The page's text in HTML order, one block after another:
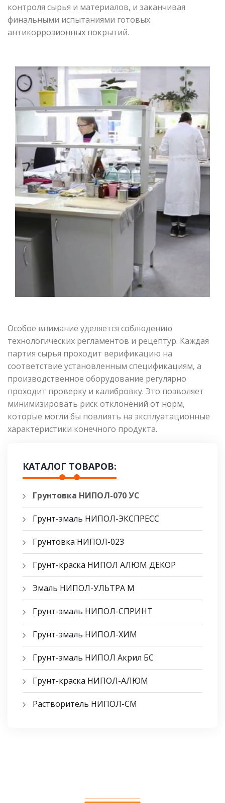
контроля сырья и материалов, и заканчивая
финальными испытаниями готовых
антикоррозионных покрытий.
Особое внимание уделяется соблюдению
технологических регламентов и рецептур. Каждая
партия сырья проходит верификацию на
соответствие установленным спецификациям, а
производственное оборудование регулярно
проходит проверку и калибровку. Это позволяет
минимизировать риск отклонений от норм,
которые могли бы повлиять на эксплуатационные
характеристики конечного продукта.
КАТАЛОГ ТОВАРОВ:
Грунтовка НИПОЛ-070 УС
Грунт-эмаль НИПОЛ-ЭКСПРЕСС
Грунтовка НИПОЛ-023
Грунт-краска НИПОЛ АЛЮМ ДЕКОР
Эмаль НИПОЛ-УЛЬТРА М
Грунт-эмаль НИПОЛ-СПРИНТ
Грунт-эмаль НИПОЛ-ХИМ
Грунт-эмаль НИПОЛ Акрил БС
Грунт-краска НИПОЛ-АЛЮМ
Растворитель НИПОЛ-СМ